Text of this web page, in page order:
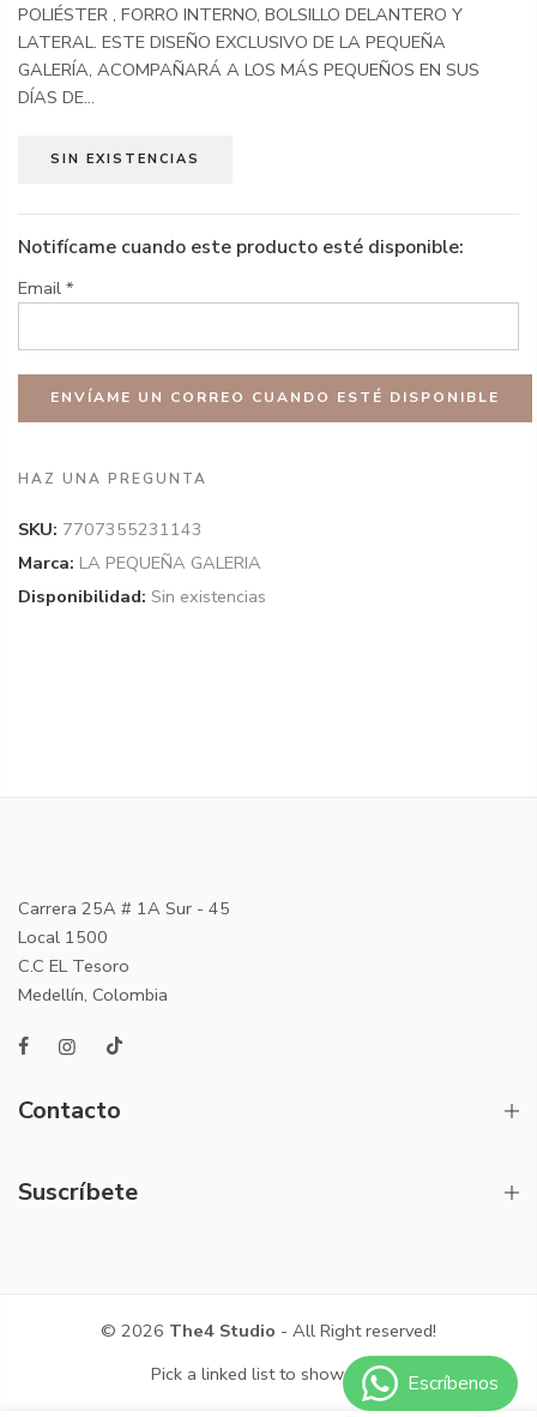
POLIÉSTER , FORRO INTERNO, BOLSILLO DELANTERO Y
LATERAL. ESTE DISEÑO EXCLUSIVO DE LA PEQUEÑA
GALERÍA, ACOMPAÑARÁ A LOS MÁS PEQUEÑOS EN SUS
DÍAS DE...
SIN EXISTENCIAS
Notifícame cuando este producto esté disponible:
Email *
HAZ UNA PREGUNTA
SKU: 7707355231143
Marca: LA PEQUEÑA GALERIA
Disponibilidad: Sin existencias
Carrera 25A # 1A Sur - 45
Local 1500
C.C EL Tesoro
Medellín, Colombia
Contacto
Suscríbete
© 2026 The4 Studio - All Right reserved!
Pick a linked list to show here.